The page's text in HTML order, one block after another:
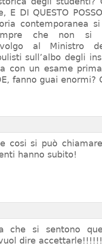
DI QUESTO POSSO
contemporanea
che non
al Ministro
sull’albo degli
con un esame
fanno guai enormi?
cosi si può
hanno subito!
si sentono
dire accettarle!!!!!!